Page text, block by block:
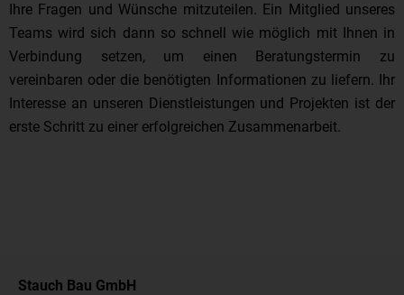
Ihre Fragen und Wünsche mitzuteilen. Ein Mitglied unseres
Teams wird sich dann so schnell wie möglich mit Ihnen in
Verbindung setzen, um einen Beratungstermin zu
vereinbaren oder die benötigten Informationen zu liefern. Ihr
Interesse an unseren Dienstleistungen und Projekten ist der
erste Schritt zu einer erfolgreichen Zusammenarbeit.
Stauch Bau GmbH